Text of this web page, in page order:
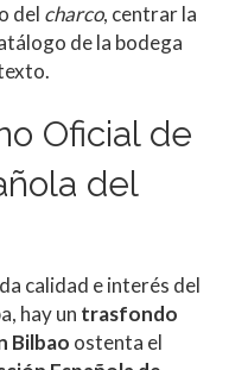
del charco, centrar la
de la bodega
Oficial de
del
calidad e interés del
hay un trasfondo
Bilbao ostenta el